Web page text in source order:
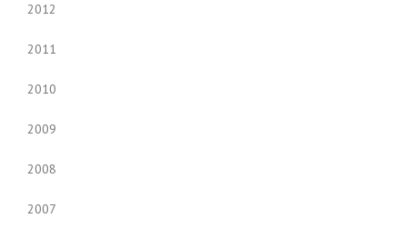
2012
2011
2010
2009
2008
2007